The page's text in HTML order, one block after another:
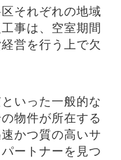
それぞれの地域
事は、空室期間
営を行う上で欠
いった一般的な
物件が所在する
かつ質の高いサ
ートナーを見つ